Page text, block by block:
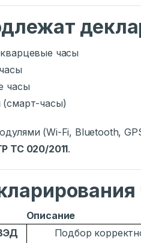
часы
часы
часы)
(Wi-Fi, Bluetooth,
ТС 020/2011.
Описание
Подбор